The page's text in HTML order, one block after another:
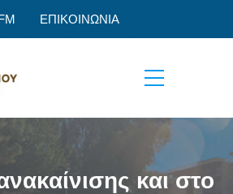
ΕΠΙΚΟΙΝΩΝΙΑ
και στο